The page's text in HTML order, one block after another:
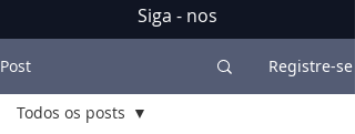
Siga - nos
Post Registre-se
Todos os posts